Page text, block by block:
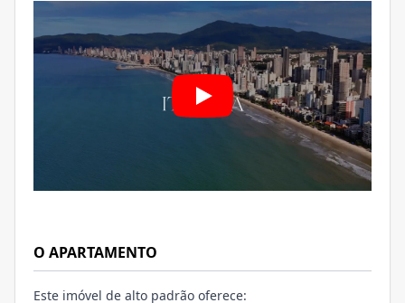
O APARTAMENTO
Este imóvel de alto padrão oferece: